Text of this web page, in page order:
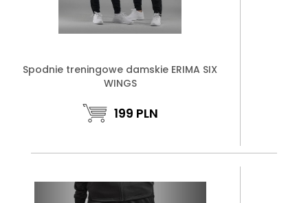
Spodnie treningowe damskie ERIMA SIX
WINGS
199 PLN